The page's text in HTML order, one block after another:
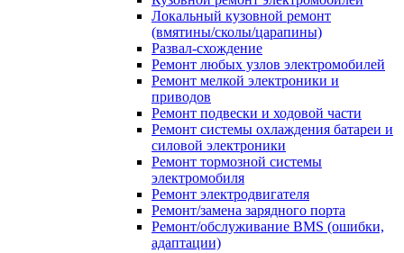
Локальный кузовной ремонт
(вмятины/сколы/царапины)
Развал-схождение
Ремонт любых узлов электромобилей
Ремонт мелкой электроники и
приводов
Ремонт подвески и ходовой части
Ремонт системы охлаждения батареи и
силовой электроники
Ремонт тормозной системы
электромобиля
Ремонт электродвигателя
Ремонт/замена зарядного порта
Ремонт/обслуживание BMS (ошибки,
адаптации)